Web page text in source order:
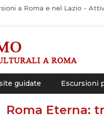
a Roma e nel Lazio -
guidate Escursioni
Roma Eterna: